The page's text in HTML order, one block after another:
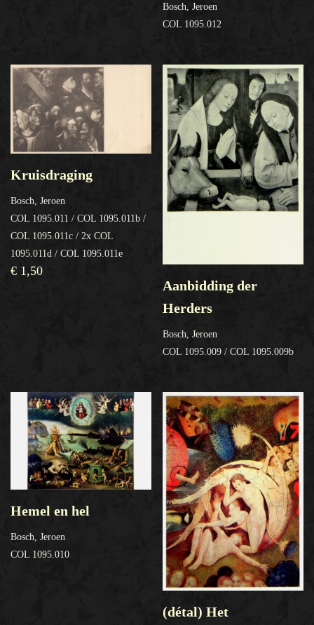
Bosch, Jeroen
COL 1095.012
Kruisdraging
Bosch, Jeroen
COL 1095.011 / COL 1095.011b /
COL 1095.011c / 2x COL
1095.011d / COL 1095.011e
€ 1,50
Aanbidding der
Herders
Bosch, Jeroen
COL 1095.009 / COL 1095.009b
Hemel en hel
Bosch, Jeroen
COL 1095.010
(détal) Het